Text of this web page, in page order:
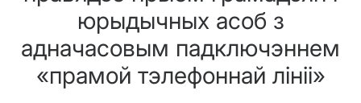
юрыдычных асоб з
адначасовым падключэннем
«прамой тэлефоннай лініі»